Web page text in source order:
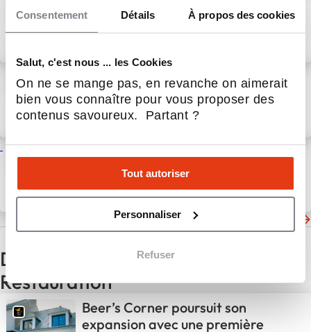
Consentement Détails À propos des cookies
Salut, c'est nous ... les Cookies
On ne se mange pas, en revanche on aimerait
bien vous connaître pour vous proposer des
contenus savoureux. Partant ?
Tout autoriser
Personnaliser
Refuser
good'" - Tribune de Julien
PERRET
Une acquisition qui marquera
l’histoire du burger gourmet
en France… 🥳🍔
de Papa et devient le premier
France
12 Jan 2026Actualités
Les dernières actualités de BCHEF
D'autres actualités du secteur
Restauration
Beer’s Corner poursuit son
expansion avec une première